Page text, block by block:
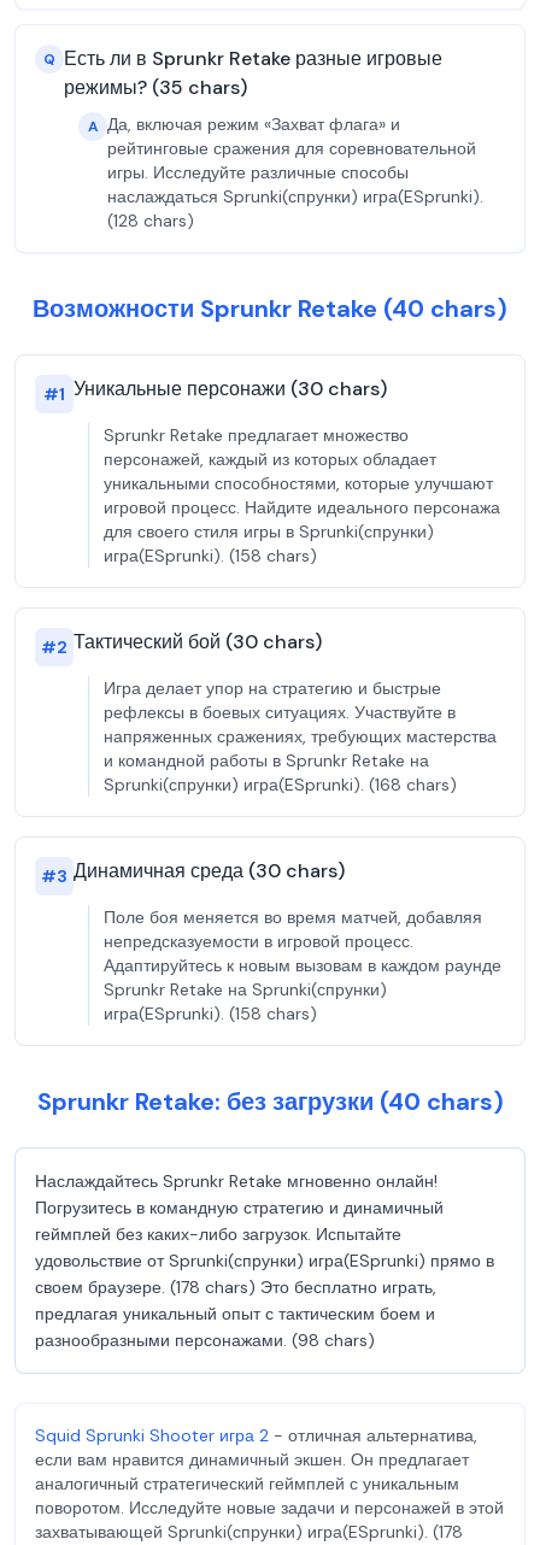
Q Есть ли в Sprunkr Retake разные игровые
режимы? (35 chars)
A Да, включая режим «Захват флага» и
рейтинговые сражения для соревновательной
игры. Исследуйте различные способы
наслаждаться Sprunki(спрунки) игра(ESprunki).
(128 chars)
Возможности Sprunkr Retake (40 chars)
#1 Уникальные персонажи (30 chars)
Sprunkr Retake предлагает множество
персонажей, каждый из которых обладает
уникальными способностями, которые улучшают
игровой процесс. Найдите идеального персонажа
для своего стиля игры в Sprunki(спрунки)
игра(ESprunki). (158 chars)
#2 Тактический бой (30 chars)
Игра делает упор на стратегию и быстрые
рефлексы в боевых ситуациях. Участвуйте в
напряженных сражениях, требующих мастерства
и командной работы в Sprunkr Retake на
Sprunki(спрунки) игра(ESprunki). (168 chars)
#3 Динамичная среда (30 chars)
Поле боя меняется во время матчей, добавляя
непредсказуемости в игровой процесс.
Адаптируйтесь к новым вызовам в каждом раунде
Sprunkr Retake на Sprunki(спрунки)
игра(ESprunki). (158 chars)
Sprunkr Retake: без загрузки (40 chars)
Наслаждайтесь Sprunkr Retake мгновенно онлайн!
Погрузитесь в командную стратегию и динамичный
геймплей без каких-либо загрузок. Испытайте
удовольствие от Sprunki(спрунки) игра(ESprunki) прямо в
своем браузере. (178 chars) Это бесплатно играть,
предлагая уникальный опыт с тактическим боем и
разнообразными персонажами. (98 chars)
Squid Sprunki Shooter игра 2 - отличная альтернатива,
если вам нравится динамичный экшен. Он предлагает
аналогичный стратегический геймплей с уникальным
поворотом. Исследуйте новые задачи и персонажей в этой
захватывающей Sprunki(спрунки) игра(ESprunki). (178